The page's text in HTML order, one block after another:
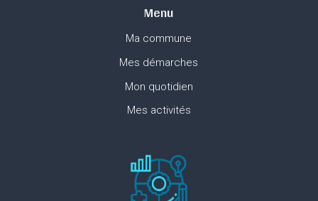
Menu
Ma commune
Mes démarches
Mon quotidien
Mes activités